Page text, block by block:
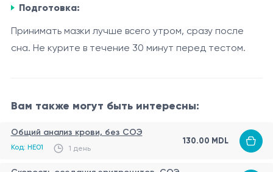
носит исключительно справочный характер.
Mycoplasma pneumoniae и Chlamydophila pneumoniae
являются бактериальными патогенами, которые могут
экссудате (образцах, полученных из носоглотки) с
Анализ на Mycoplasma pneumoniae и Chlamydophila
Диагностика респираторных инфекций, вызванных
этими бактериями.
Выявление возбудителей при атипичной пневмонии или
Подготовка:
Принимать мазки лучше всего утром, сразу после
сна. Не курите в течение 30 минут перед тестом.
Вам также могут быть интересны:
Общий анализ крови, без СОЭ
Код: HE01 1 день
130.00 MDL